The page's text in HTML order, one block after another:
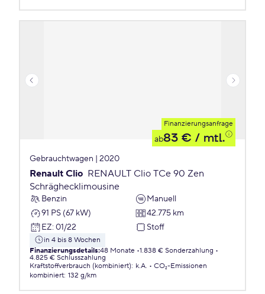
Finanzierungsanfrage
ab83 € / mtl.
Gebrauchtwagen | 2020
Renault Clio RENAULT Clio TCe 90 Zen
Schräghecklimousine
Benzin
Manuell
91 PS (67 kW)
42.775 km
EZ: 01/22 Stoff
in 4 bis 8 Wochen
Finanzierungsdetails:48 Monate 1.838 € Sonderzahlung
4.825 € Schlusszahlung
Kraftstoffverbrauch (kombiniert): k.A.
CO₂-Emissionen
kombiniert: 132 g/km